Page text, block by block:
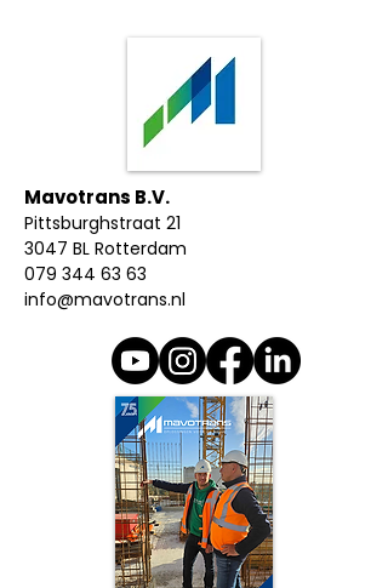
Mavotrans B.V.
Pittsburghstraat 21
3047 BL Rotterdam
079 344 63 63
info@mavotrans.nl